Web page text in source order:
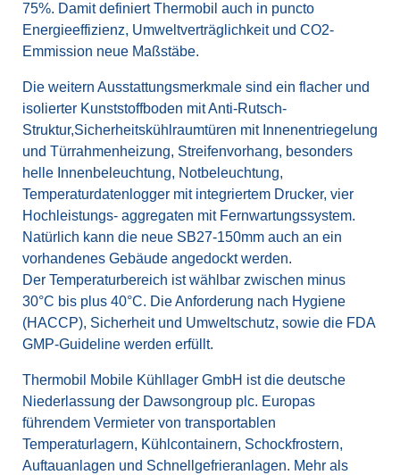
75%. Damit definiert Thermobil auch in puncto
Energieeffizienz, Umweltverträglichkeit und CO2-
Emmission neue Maßstäbe.
Die weitern Ausstattungsmerkmale sind ein flacher und
isolierter Kunststoffboden mit Anti-Rutsch-
Struktur,Sicherheitskühlraumtüren mit Innenentriegelung
und Türrahmenheizung, Streifenvorhang, besonders
helle Innenbeleuchtung, Notbeleuchtung,
Temperaturdatenlogger mit integriertem Drucker, vier
Hochleistungs- aggregaten mit Fernwartungssystem.
Natürlich kann die neue SB27-150mm auch an ein
vorhandenes Gebäude angedockt werden.
Der Temperaturbereich ist wählbar zwischen minus
30°C bis plus 40°C. Die Anforderung nach Hygiene
(HACCP), Sicherheit und Umweltschutz, sowie die FDA
GMP-Guideline werden erfüllt.
Thermobil Mobile Kühllager GmbH ist die deutsche
Niederlassung der Dawsongroup plc. Europas
führendem Vermieter von transportablen
Temperaturlagern, Kühlcontainern, Schockfrostern,
Auftauanlagen und Schnellgefrieranlagen. Mehr als